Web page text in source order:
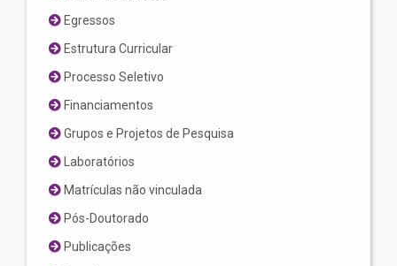
Egressos
Estrutura Curricular
Processo Seletivo
Financiamentos
Grupos e Projetos de Pesquisa
Laboratórios
Matrículas não vinculada
Pós-Doutorado
Publicações